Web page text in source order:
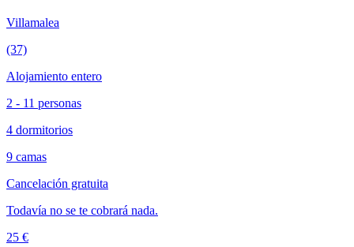
Villamalea
(37)
Alojamiento entero
2 - 11 personas
4 dormitorios
9 camas
Cancelación gratuita
Todavía no se te cobrará nada.
25 €